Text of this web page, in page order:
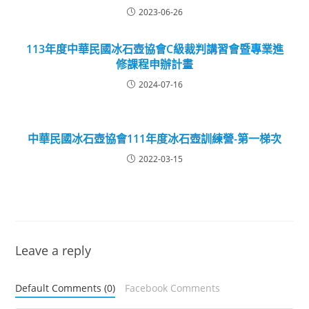
2023-06-26
113年度中華民國冰石壺協會C級裁判講習會暨專業進
修課程申辦計畫
2024-07-16
中華民國冰石壺協會111年度冰石壺訓練營-第一梯次
2022-03-15
Leave a reply
Default Comments (0) Facebook Comments